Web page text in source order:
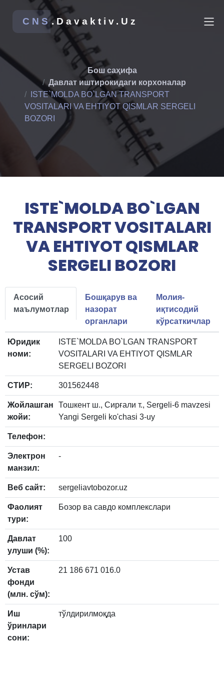
CNS.Davaktiv.Uz
Бош саҳифа
Давлат иштирокидаги корхоналар
ISTE`MOLDA BO`LGAN TRANSPORT
VOSITALARI VA EHTIYOT QISMLAR SERGELI
BOZORI
ISTE`MOLDA BO`LGAN
TRANSPORT VOSITALARI
VA EHTIYOT QISMLAR
SERGELI BOZORI
Асосий
маълумотлар
Бошқарув ва
назорат
органлари
Молия-
иқтисодий
кўрсаткичлар
Юридик
номи:
ISTE`MOLDA BO`LGAN TRANSPORT
VOSITALARI VA EHTIYOT QISMLAR
SERGELI BOZORI
СТИР: 301562448
Жойлашган
жойи:
Тошкент ш., Сирғали т., Sergeli-6 mavzesi
Yangi Sergeli ko'chasi 3-uy
Телефон:
Электрон
манзил:
-
Веб сайт: sergeliavtobozor.uz
Фаолият
тури:
Бозор ва савдо комплекслари
Давлат
улуши (%):
100
Устав
фонди
(млн. сўм):
21 186 671 016.0
Иш
ўринлари
сони:
тўлдирилмоқда